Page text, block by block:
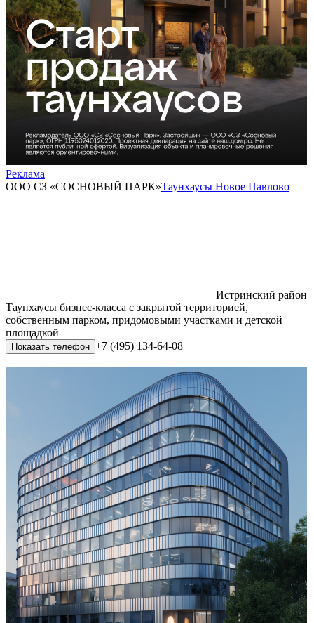
Реклама
ООО СЗ «СОСНОВЫЙ ПАРК»Таунхаусы Новое Павлово
Истринский район
Таунхаусы бизнес-класса с закрытой территорией,
собственным парком, придомовыми участками и детской
площадкой
Показать телефон +7 (495) 134-64-08